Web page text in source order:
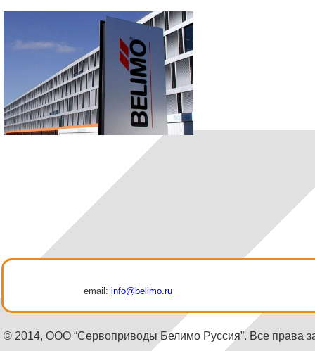
email: info@belimo.ru
© 2014, ООО “Сервоприводы Белимо Руссия”. Все права